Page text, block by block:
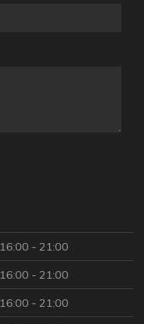
16:00 - 21:00
16:00 - 21:00
16:00 - 21:00